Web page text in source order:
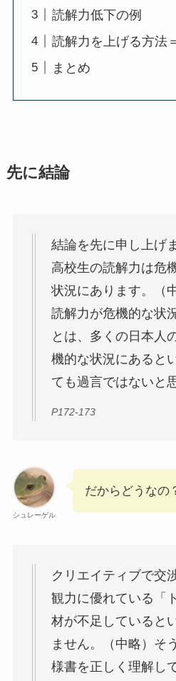
読解力低下の例
読解力を上げる方法
まとめ
先に結論
結論を先に申し上げ
高校生の読解力は危
状況にあります。（
読解力が危機的な状
とは、多くの日本人
機的な状況にあると
ても過言ではないと
P172-173
シュレーゲル
だからどうなの
クリエイティブで交
観力に優れている「
材が不足していると
ません。（中略）そ
様書を正しく理解し